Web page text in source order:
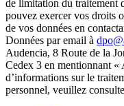
de limitation du traitement
pouvez exercer vos droits
de vos données en
Données par email à
Audencia, 8 Route de la
Cedex 3 en mentionnant
d’informations sur le
personnel, veuillez